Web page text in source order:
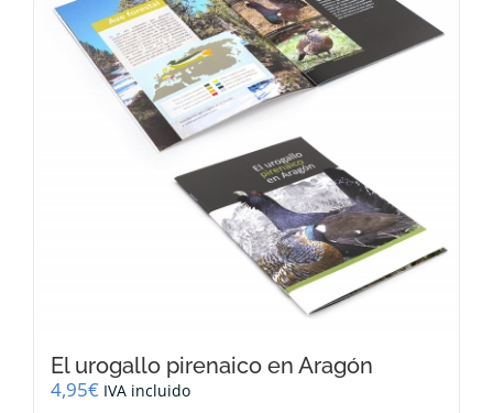
El urogallo pirenaico en Aragón
4,95€ IVA incluido